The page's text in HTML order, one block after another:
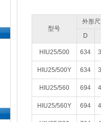
型号
外形
D
HIU25/500 634
HIU25/500Y 634
HIU25/560 694
HIU25/560Y 694